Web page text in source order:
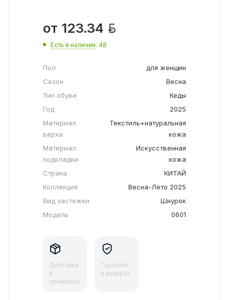
от 123.34 
Есть в наличии: 48
Пол
для женщин
Сезон
Весна
Тип обуви
Кеды
Год
2025
Материал
верха
Текстиль+натуральная
кожа
Материал
подкладки
Искусственная
кожа
Страна
КИТАЙ
Коллекция
Весна-Лето 2025
Вид застежки
Шнурок
Модель
0601
Доставка
и
примерка
Гарантия
и возврат